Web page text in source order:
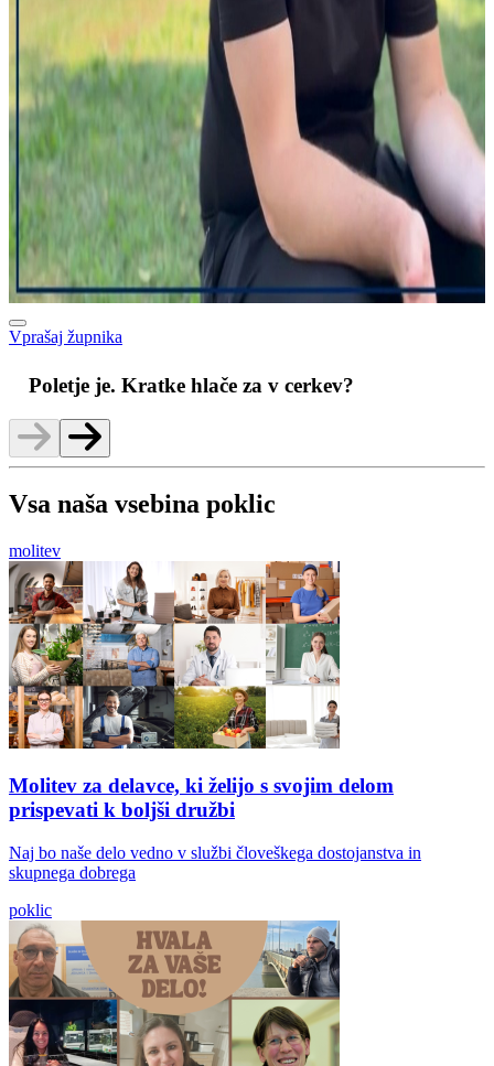
Vprašaj župnika
Poletje je. Kratke hlače za v cerkev?
Vsa naša vsebina poklic
molitev
Molitev za delavce, ki želijo s svojim delom
prispevati k boljši družbi
Naj bo naše delo vedno v službi človeškega dostojanstva in
skupnega dobrega
poklic